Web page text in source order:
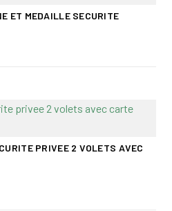
ET MEDAILLE SECURITE
PRIVEE 2 VOLETS AVEC